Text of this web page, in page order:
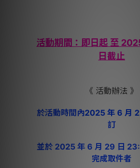
活動期間：即日起 至
日 截止
《 活動辦法 》
於活動時間內2025 年 6 月
訂
並於 2025 年 6 月 29 日
完成取件者